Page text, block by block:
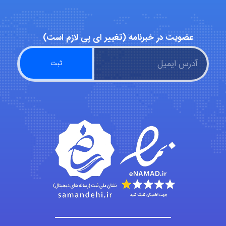
hosein abdolvand
Kati
emami
ehtesham
عضویت در خبرنامه (تغییر ای پی لازم است)